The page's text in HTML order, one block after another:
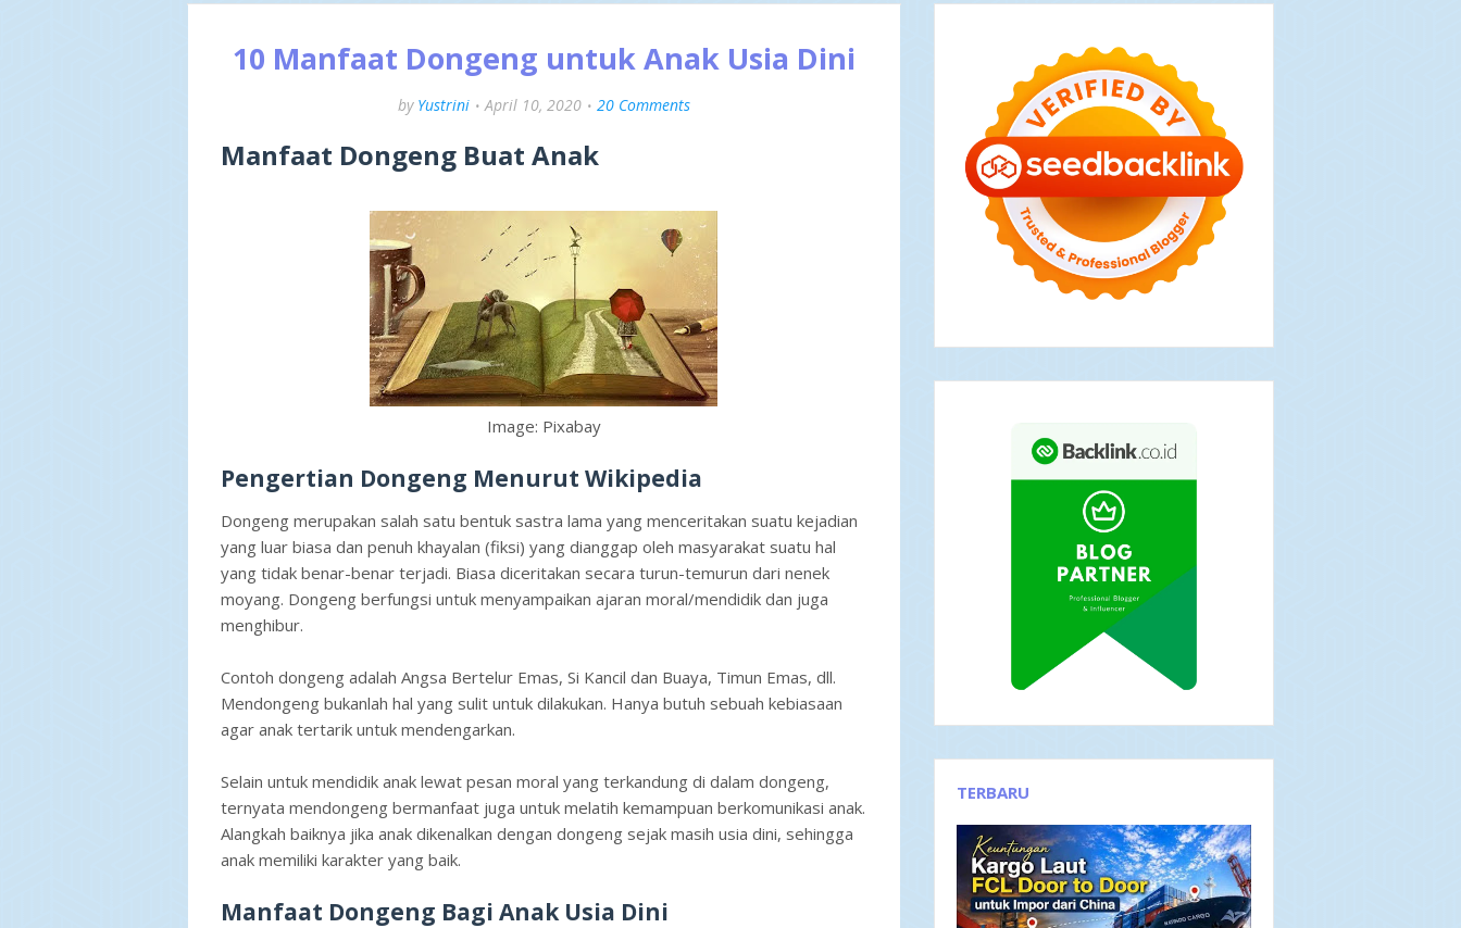
10 Manfaat Dongeng untuk Anak Usia Dini
by Yustrini April 10, 2020 20 Comments
Manfaat Dongeng Buat Anak
Image: Pixabay
Pengertian Dongeng Menurut Wikipedia
Dongeng merupakan salah satu bentuk sastra lama yang menceritakan suatu kejadian
yang luar biasa dan penuh khayalan (fiksi) yang dianggap oleh masyarakat suatu hal
yang tidak benar-benar terjadi. Biasa diceritakan secara turun-temurun dari nenek
moyang. Dongeng berfungsi untuk menyampaikan ajaran moral/mendidik dan juga
menghibur.
Contoh dongeng adalah Angsa Bertelur Emas, Si Kancil dan Buaya, Timun Emas, dll.
Mendongeng bukanlah hal yang sulit untuk dilakukan. Hanya butuh sebuah kebiasaan
agar anak tertarik untuk mendengarkan.
Selain untuk mendidik anak lewat pesan moral yang terkandung di dalam dongeng,
ternyata mendongeng bermanfaat juga untuk melatih kemampuan berkomunikasi anak.
Alangkah baiknya jika anak dikenalkan dengan dongeng sejak masih usia dini, sehingga
anak memiliki karakter yang baik.
Manfaat Dongeng Bagi Anak Usia Dini
TERBARU